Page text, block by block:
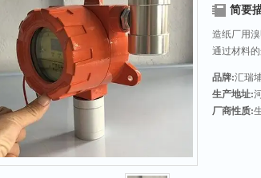
简要
造纸厂用
通过材料
品牌:汇瑞
生产地址:
厂商性质: